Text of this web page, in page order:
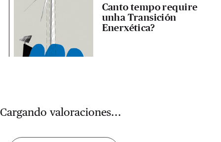
Canto tempo require
unha Transición
Enerxética?
Cargando valoraciones...